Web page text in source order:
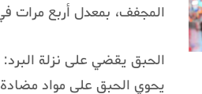
المجفف، بمعدل أربع مرات
الحبق يقضي على نزلة البرد:
يحوي الحبق على مواد مضادة